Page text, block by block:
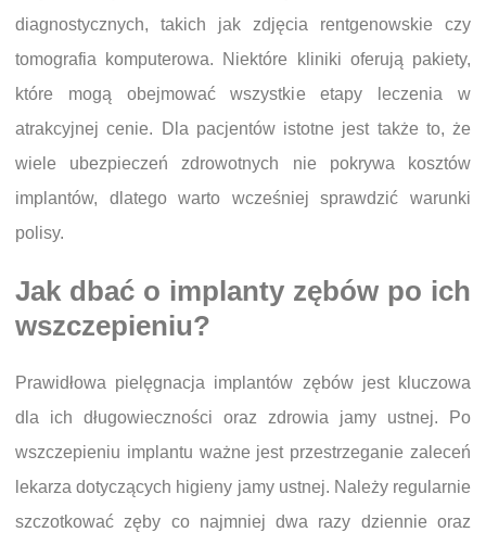
diagnostycznych, takich jak zdjęcia rentgenowskie czy
tomografia komputerowa. Niektóre kliniki oferują pakiety,
które mogą obejmować wszystkie etapy leczenia w
atrakcyjnej cenie. Dla pacjentów istotne jest także to, że
wiele ubezpieczeń zdrowotnych nie pokrywa kosztów
implantów, dlatego warto wcześniej sprawdzić warunki
polisy.
Jak dbać o implanty zębów po ich
wszczepieniu?
Prawidłowa pielęgnacja implantów zębów jest kluczowa
dla ich długowieczności oraz zdrowia jamy ustnej. Po
wszczepieniu implantu ważne jest przestrzeganie zaleceń
lekarza dotyczących higieny jamy ustnej. Należy regularnie
szczotkować zęby co najmniej dwa razy dziennie oraz